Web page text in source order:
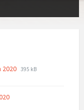
File
File
395 kB